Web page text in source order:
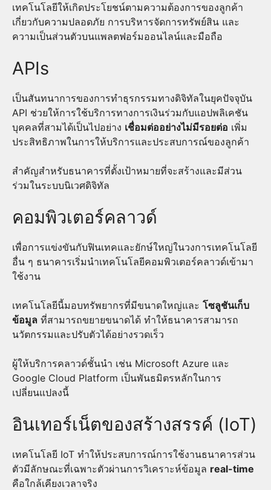
เทคโนโลยีให้เกิดประโยชน์ตามความต้องการของลูกค้า
เกี่ยวกับความปลอดภัย การบริหารจัดการทรัพย์สิน และ
ความเป็นส่วนตัวบนแพลตฟอร์มออนไลน์และมือถือ
APIs
เป็นสันทนาการของการทำธุรกรรมทางดิจิทัลในยุคปัจจุบัน
API ช่วยให้การใช้บริการทางการเงินร่วมกับแอปพลิเคชัน
บุคคลที่สามได้เป็นไปอย่าง เชื่อมต่ออย่างไม่มีรอยต่อ เพิ่ม
ประสิทธิภาพในการให้บริการและประสบการณ์ของลูกค้า
สำคัญสำหรับธนาคารที่ตั้งเป้าหมายที่จะสร้างและมีส่วน
ร่วมในระบบนิเวศดิจิทัล
คอมพิวเตอร์คลาวด์
เพื่อการแข่งขันกับฟินเทคและยักษ์ใหญ่ในวงการเทคโนโลยี
อื่น ๆ ธนาคารเริ่มนำเทคโนโลยีคอมพิวเตอร์คลาวด์เข้ามา
ใช้งาน
เทคโนโลยีนี้มอบทรัพยากรที่มีขนาดใหญ่และ โซลูชันเก็บ
ข้อมูล ที่สามารถขยายขนาดได้ ทำให้ธนาคารสามารถ
นวัตกรรมและปรับตัวได้อย่างรวดเร็ว
ผู้ให้บริการคลาวด์ชั้นนำ เช่น Microsoft Azure และ
Google Cloud Platform เป็นพันธมิตรหลักในการ
เปลี่ยนแปลงนี้
อินเทอร์เน็ตของสร้างสรรค์ (IoT)
เทคโนโลยี IoT ทำให้ประสบการณ์การใช้งานธนาคารส่วน
ตัวมีลักษณะที่เฉพาะตัวผ่านการวิเคราะห์ข้อมูล real-time
คือใกล้เคียงเวลาจริง